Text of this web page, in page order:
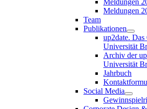
Meldungen
Team
Publikationen
up2date.
Universität
Archiv der
Universität
Jahrbuch
Social Media